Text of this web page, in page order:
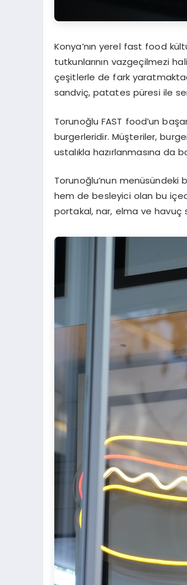
Konya’nın yerel fast food
tutkunlarının vazgeçilmezi
çeşitlerle de fark
sandviç, patates püresi ile
Torunoğlu FAST food’un
burgerleridir. Müşteriler,
ustalıkla hazırlanmasına da
Torunoğlu’nun
hem de besleyici olan bu
portakal, nar, elma ve havuç